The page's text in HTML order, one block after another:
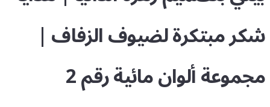
شكر مبتكرة لضيوف الزفاف |
مجموعة ألوان مائية رقم 2